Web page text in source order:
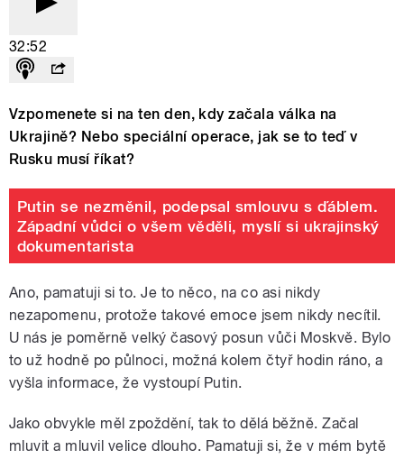
32:52
Vzpomenete si na ten den, kdy začala válka na
Ukrajině? Nebo speciální operace, jak se to teď v
Rusku musí říkat?
Putin se nezměnil, podepsal smlouvu s ďáblem.
Západní vůdci o všem věděli, myslí si ukrajinský
dokumentarista
Ano, pamatuji si to. Je to něco, na co asi nikdy
nezapomenu, protože takové emoce jsem nikdy necítil.
U nás je poměrně velký časový posun vůči Moskvě. Bylo
to už hodně po půlnoci, možná kolem čtyř hodin ráno, a
vyšla informace, že vystoupí Putin.
Jako obvykle měl zpoždění, tak to dělá běžně. Začal
mluvit a mluvil velice dlouho. Pamatuji si, že v mém bytě